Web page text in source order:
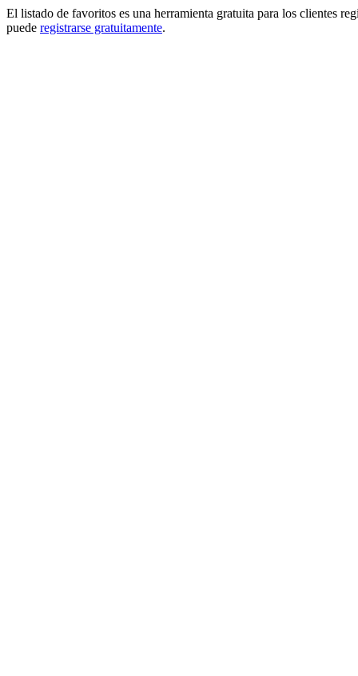
El listado de favoritos es una herramienta gratuita para los clientes
puede registrarse gratuitamente.